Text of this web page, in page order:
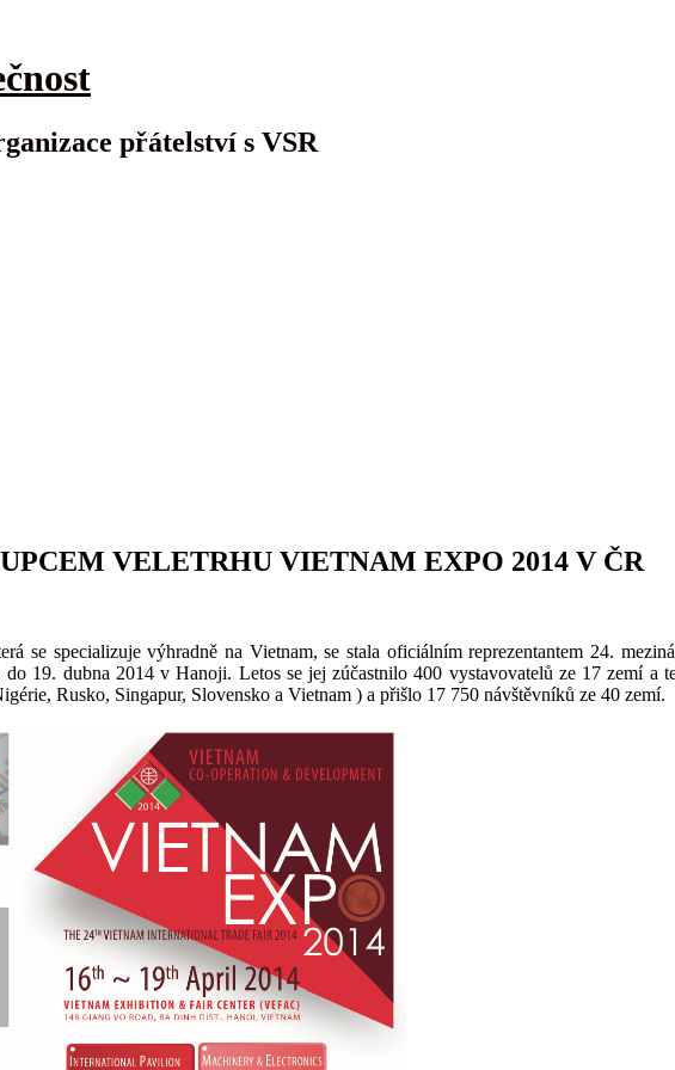
přátelství s VSR
VELETRHU VIETNAM EXPO 2014 V ČR
se specializuje výhradně na Vietnam, se stala oficiálním reprezentantem 24.
do 19. dubna 2014 v Hanoji. Letos se jej zúčastnilo 400 vystavovatelů ze 17 zemí
Rusko, Singapur, Slovensko a Vietnam ) a přišlo 17 750 návštěvníků ze 40 zemí.